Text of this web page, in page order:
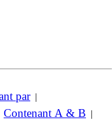
par|
Contenant A & B |